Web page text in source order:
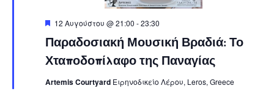
Παραδοσιακή Μουσική Βραδιά: Το
Χταποδοπίλαφο της Παναγίας
Featured
12 Αυγούστου @ 21:00 -23:30
Artemis Courtyard Ειρηνοδικείο Λέρου, Leros, Greece